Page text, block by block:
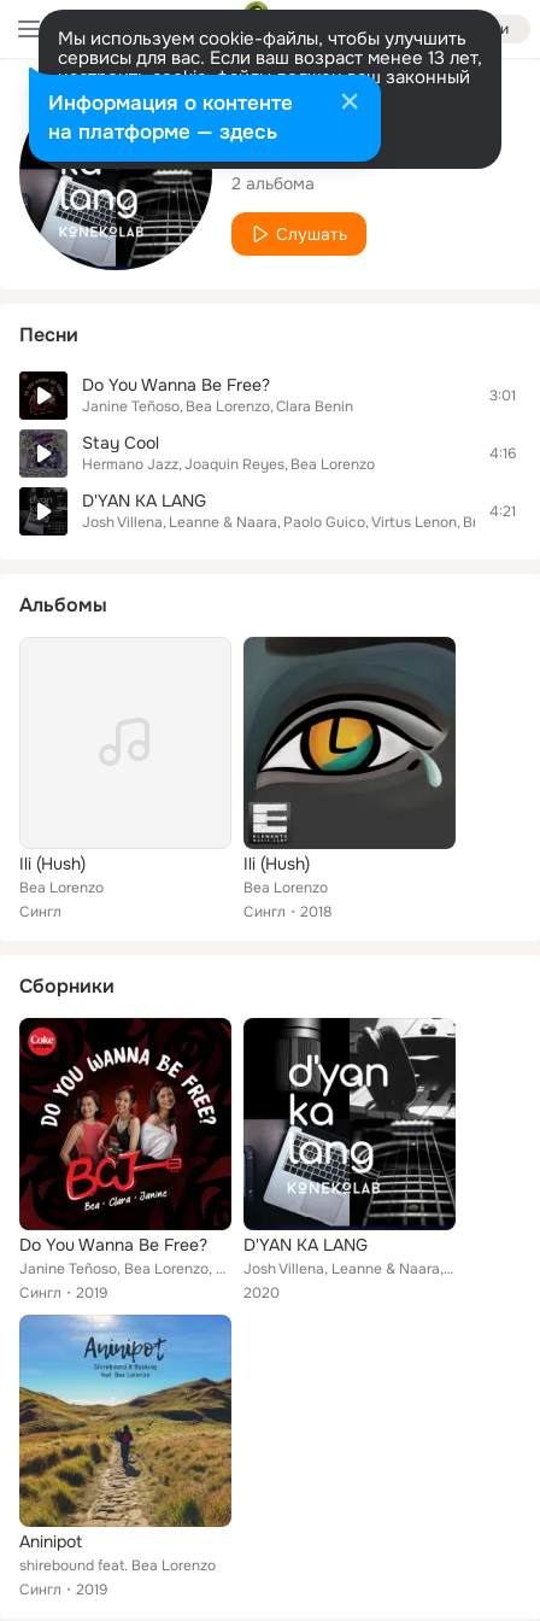
Войти
Мы используем cookie-файлы, чтобы улучшить
сервисы для вас. Если ваш возраст менее 13 лет,
настроить cookie-файлы должен ваш законный
представитель. Больше информации
Разрешить все Настроить
Исполнитель
Bea Lorenzo
2 альбома
Слушать
Песни
Do You Wanna Be Free?
Janine Teñoso Bea Lorenzo Clara Benin
3:01
Stay Cool
Hermano Jazz Joaquin Reyes Bea Lorenzo
4:16
D'YAN KA LANG
Josh Villena Leanne & Naara Paolo Guico Virtus Lenon Brad
4:21
Альбомы
Ili (Hush)
Bea Lorenzo
Сингл
Ili (Hush)
Bea Lorenzo
Сингл
2018
Сборники
Do You Wanna Be Free?
Janine Teñoso, Bea Lorenzo, Clara Benin
Сингл
2019
D'YAN KA LANG
Josh Villena, Leanne & Naara, Paolo Guico, Virtus Lenon, Brad Coronel, Eo Marcos, Raisa Racelis, Giancarlo Gonzales, Bea Lorenzo...
2020
Aninipot
shirebound feat. Bea Lorenzo
Сингл
2019
Информация о контенте
на платформе — здесь